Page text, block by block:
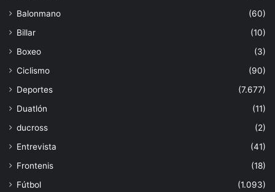
Balonmano
(60)
Billar
(10)
Boxeo
(3)
Ciclismo
(90)
Deportes
(7.677)
Duatlón
(11)
ducross
(2)
Entrevista
(41)
Frontenis
(18)
Fútbol
(1.093)